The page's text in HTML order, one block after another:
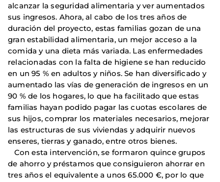
alcanzar la seguridad alimentaria y ver aumentados
sus ingresos. Ahora, al cabo de los tres años de
duración del proyecto, estas familias gozan de una
gran estabilidad alimentaria, un mejor acceso a la
comida y una dieta más variada. Las enfermedades
relacionadas con la falta de higiene se han reducido
en un 95 % en adultos y niños. Se han diversificado y
aumentado las vías de generación de ingresos en un
90 % de los hogares, lo que ha facilitado que estas
familias hayan podido pagar las cuotas escolares de
sus hijos, comprar los materiales necesarios, mejorar
las estructuras de sus viviendas y adquirir nuevos
enseres, tierras y ganado, entre otros bienes.
Con esta intervención, se formaron quince grupos
de ahorro y préstamos que consiguieron ahorrar en
tres años el equivalente a unos 65.000 €, por lo que